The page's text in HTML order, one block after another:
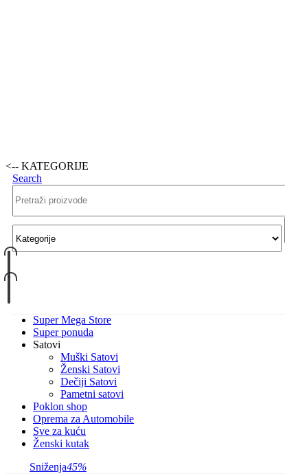
<-- KATEGORIJE
Search
Super Mega Store
Super ponuda
Satovi
Muški Satovi
Ženski Satovi
Dečiji Satovi
Pametni satovi
Poklon shop
Oprema za Automobile
Sve za kuću
Ženski kutak
Sniženja45%